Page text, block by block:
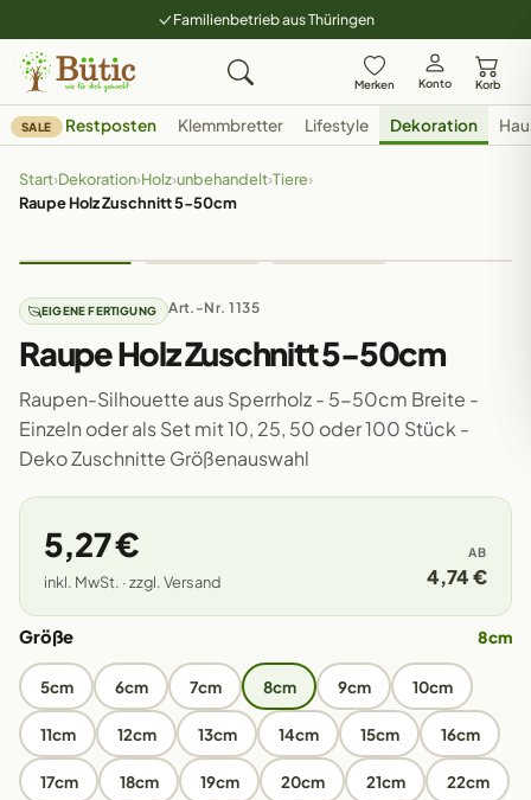
Familienbetrieb aus Thüringen
Merken Konto Korb
SALE Restposten Klemmbretter Lifestyle Dekoration
Start›Dekoration›Holz›unbehandelt›Tiere›
Raupe Holz Zuschnitt 5-50cm
EIGENE FERTIGUNG Art.-Nr. 1135
Raupe Holz Zuschnitt 5-50cm
Raupen-Silhouette aus Sperrholz - 5-50cm Breite -
Einzeln oder als Set mit 10, 25, 50 oder 100 Stück -
Deko Zuschnitte Größenauswahl
5,27 €
inkl. MwSt. · zzgl. Versand
AB
4,74 €
Größe 8cm
5cm 6cm 7cm 8cm 9cm 10cm
11cm 12cm 13cm 14cm 15cm 16cm
17cm 18cm 19cm 20cm 21cm 22cm